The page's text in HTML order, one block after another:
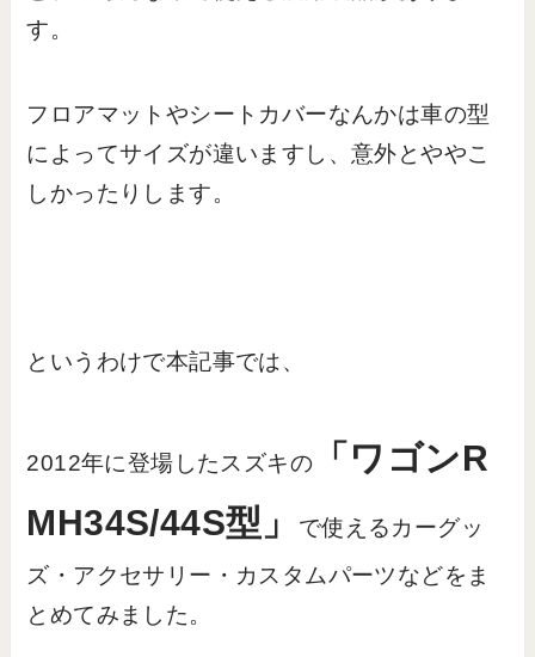
す。
フロアマットやシートカバーなんかは車の型
によってサイズが違いますし、意外とややこ
しかったりします。
というわけで本記事では、
2012年に登場したスズキの
「ワゴンR
MH34S/44S型」
で使えるカーグッ
ズ・アクセサリー・カスタムパーツなどをま
とめてみました。